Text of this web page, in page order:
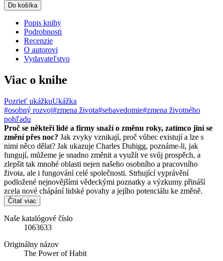
Do košíka
Popis knihy
Podrobnosti
Recenzie
O autorovi
Vydavateľstvo
Viac o knihe
Pozrieť ukážkuUkážka
#osobný rozvoj#zmena života#sebavedomie#zmena životného
pohľadu
Proč se někteří lidé a firmy snaží o změnu roky, zatímco jiní se
změní přes noc? Jak zvyky vznikají, proč vůbec existují a lze s
nimi něco dělat? Jak ukazuje Charles Duhigg, poznáme-li, jak
fungují, můžeme je snadno změnit a využít ve svůj prospěch, a
zlepšit tak mnohé oblasti nejen našeho osobního a pracovního
života, ale i fungování celé společnosti. Strhující vyprávění
podložené nejnovějšími vědeckými poznatky a výzkumy přináší
zcela nové chápání lidské povahy a jejího potenciálu ke změně.
Čítať viac
Naše katalógové číslo
1063633
Originálny názov
The Power of Habit